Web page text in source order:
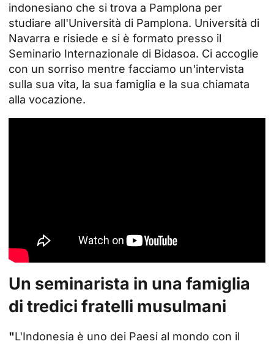
indonesiano che si trova a Pamplona per
studiare all'Università di Pamplona. Università di
Navarra e risiede e si è formato presso il
Seminario Internazionale di Bidasoa. Ci accoglie
con un sorriso mentre facciamo un'intervista
sulla sua vita, la sua famiglia e la sua chiamata
alla vocazione.
Un seminarista in una famiglia
di tredici fratelli musulmani
"L'Indonesia è uno dei Paesi al mondo con il